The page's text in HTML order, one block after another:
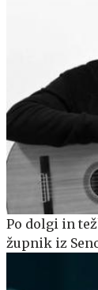
Po dolgi in
župnik iz